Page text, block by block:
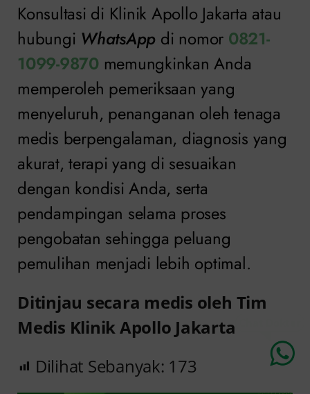
Konsultasi di Klinik Apollo Jakarta atau
hubungi WhatsApp di nomor 0821-
1099-9870 memungkinkan Anda
memperoleh pemeriksaan yang
menyeluruh, penanganan oleh tenaga
medis berpengalaman, diagnosis yang
akurat, terapi yang di sesuaikan
dengan kondisi Anda, serta
pendampingan selama proses
pengobatan sehingga peluang
pemulihan menjadi lebih optimal.
Ditinjau secara medis oleh Tim
Medis Klinik Apollo Jakarta
Dilihat Sebanyak: 173